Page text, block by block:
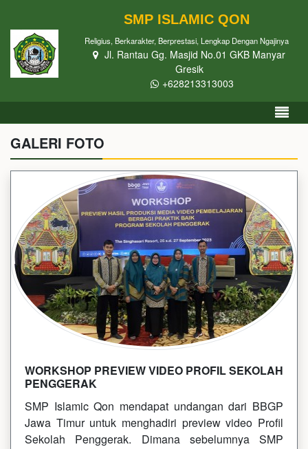
SMP ISLAMIC QON
Religius, Berkarakter, Berprestasi, Lengkap Dengan Ngajinya
Jl. Rantau Gg. Masjid No.01 GKB Manyar
Gresik
+628213313003
GALERI FOTO
WORKSHOP PREVIEW VIDEO PROFIL SEKOLAH
PENGGERAK
SMP Islamic Qon mendapat undangan dari BBGP
Jawa Timur untuk menghadiri preview video Profil
Sekolah Penggerak. Dimana sebelumnya SMP